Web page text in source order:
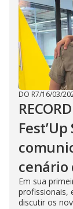
DO R7/16/03/
cenário
Em sua
profissionais,
discutir os